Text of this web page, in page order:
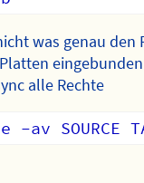
was genau den
alle Rechte